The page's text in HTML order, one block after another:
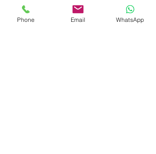
Phone Email WhatsApp